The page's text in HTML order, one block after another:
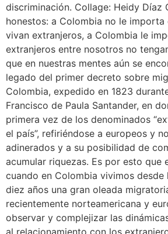
discriminación. Collage: Heidy Díaz
honestos: a Colombia no le
vivan extranjeros, a Colombia le
extranjeros entre nosotros no
que en nuestras mentes aún se
legado del primer decreto sobre
Colombia, expedido en 1823
Francisco de Paula Santander, en
primera vez de los denominados
el país”, refiriéndose a europeos y
adinerados y a su posibilidad de
acumular riquezas. Es por esto que
cuando en Colombia vivimos desde
diez años una gran oleada
recientemente norteamericana y
observar y complejizar las
al relacionamiento con los